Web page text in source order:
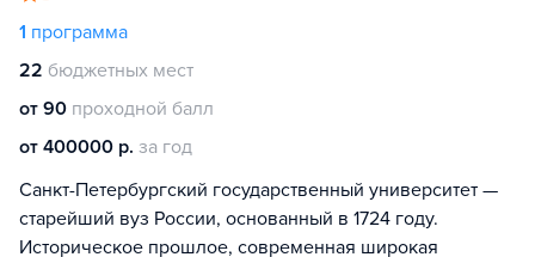
1 программа
22 бюджетных мест
от 90 проходной балл
от 400000 р. за год
Санкт-Петербургский государственный университет —
старейший вуз России, основанный в 1724 году.
Историческое прошлое, современная широкая